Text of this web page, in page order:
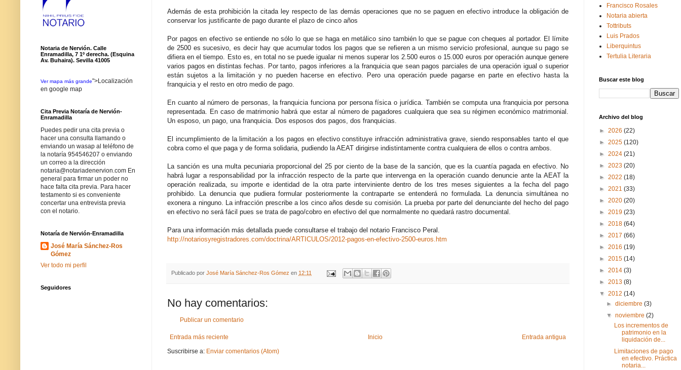
Además de esta prohibición la citada ley respecto de las demás operaciones que no se paguen en efectivo introduce la obligación de
conservar los justificante de pago durante el plazo de cinco años
Por pagos en efectivo se entiende no sólo lo que se haga en metálico sino también lo que se pague con cheques al portador. El límite
de 2500 es sucesivo, es decir hay que acumular todos los pagos que se refieren a un mismo servicio profesional, aunque su pago se
difiera en el tiempo. Esto es, en total no se puede igualar ni menos superar los 2.500 euros o 15.000 euros por operación aunque genere
varios pagos en distintas fechas. Por tanto, pagos inferiores a la franquicia que sean pagos parciales de una operación igual o superior
están sujetos a la limitación y no pueden hacerse en efectivo. Pero una operación puede pagarse en parte en efectivo hasta la
franquicia y el resto en otro medio de pago.
En cuanto al número de personas, la franquicia funciona por persona física o jurídica. También se computa una franquicia por persona
representada. En caso de matrimonio habrá que estar al número de pagadores cualquiera que sea su régimen económico matrimonial.
Un esposo, un pago, una franquicia. Dos esposos dos pagos, dos franquicias.
El incumplimiento de la limitación a los pagos en efectivo constituye infracción administrativa grave, siendo responsables tanto el que
cobra como el que paga y de forma solidaria, pudiendo la AEAT dirigirse indistintamente contra cualquiera de ellos o contra ambos.
La sanción es una multa pecuniaria proporcional del 25 por ciento de la base de la sanción, que es la cuantía pagada en efectivo. No
habrá lugar a responsabilidad por la infracción respecto de la parte que intervenga en la operación cuando denuncie ante la AEAT la
operación realizada, su importe e identidad de la otra parte interviniente dentro de los tres meses siguientes a la fecha del pago
prohibido. La denuncia que pudiera formular posteriormente la contraparte se entenderá no formulada. La denuncia simultánea no
exonera a ninguno. La infracción prescribe a los cinco años desde su comisión. La prueba por parte del denunciante del hecho del pago
en efectivo no será fácil pues se trata de pago/cobro en efectivo del que normalmente no quedará rastro documental.
Para una información más detallada puede consultarse el trabajo del notario Francisco Peral.
http://notariosyregistradores.com/doctrina/ARTICULOS/2012-pagos-en-efectivo-2500-euros.htm
Publicado por José María Sánchez-Ros Gómez en 12:11
No hay comentarios:
Publicar un comentario
Entrada más reciente Entrada antigua
Inicio
Suscribirse a: Enviar comentarios (Atom)
Notaria de Nervión. Calle
Enramadilla, 7 1º derecha. (Esquina
Av. Buhaira). Sevilla 41005
Ver mapa más grande">Localización
en google map
Cita Previa Notaría de Nervión-
Enramadilla
Puedes pedir una cita previa o
hacer una consulta llamando o
enviando un wasap al teléfono de
la notaría 954546207 o enviando
un correo a la dirección
notaria@notariadenervion.com En
general para firmar un poder no
hace falta cita previa. Para hacer
testamento si es conveniente
concertar una entrevista previa
con el notario.
Notaría de Nervión-Enramadilla
José María Sánchez-Ros
Gómez
Ver todo mi perfil
Seguidores
Francisco Rosales
Notaria abierta
Tottributs
Luis Prados
Liberquintus
Tertulia Literaria
Buscar este blog
Archivo del blog
► 2026 (22)
► 2025 (120)
► 2024 (21)
► 2023 (20)
► 2022 (18)
► 2021 (33)
► 2020 (20)
► 2019 (23)
► 2018 (64)
► 2017 (66)
► 2016 (19)
► 2015 (14)
► 2014 (3)
► 2013 (8)
▼ 2012 (14)
►diciembre(3)
▼noviembre(2)
Los incrementos de
patrimonio en la
liquidación de...
Limitaciones de pago
en efectivo. Práctica
notaria...